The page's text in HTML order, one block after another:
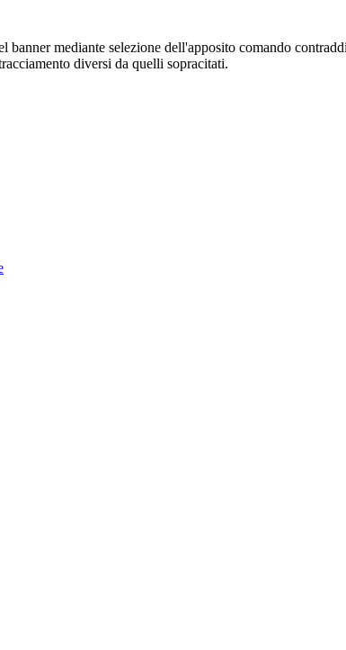
mediante selezione dell'apposito comando
diversi da quelli sopracitati.